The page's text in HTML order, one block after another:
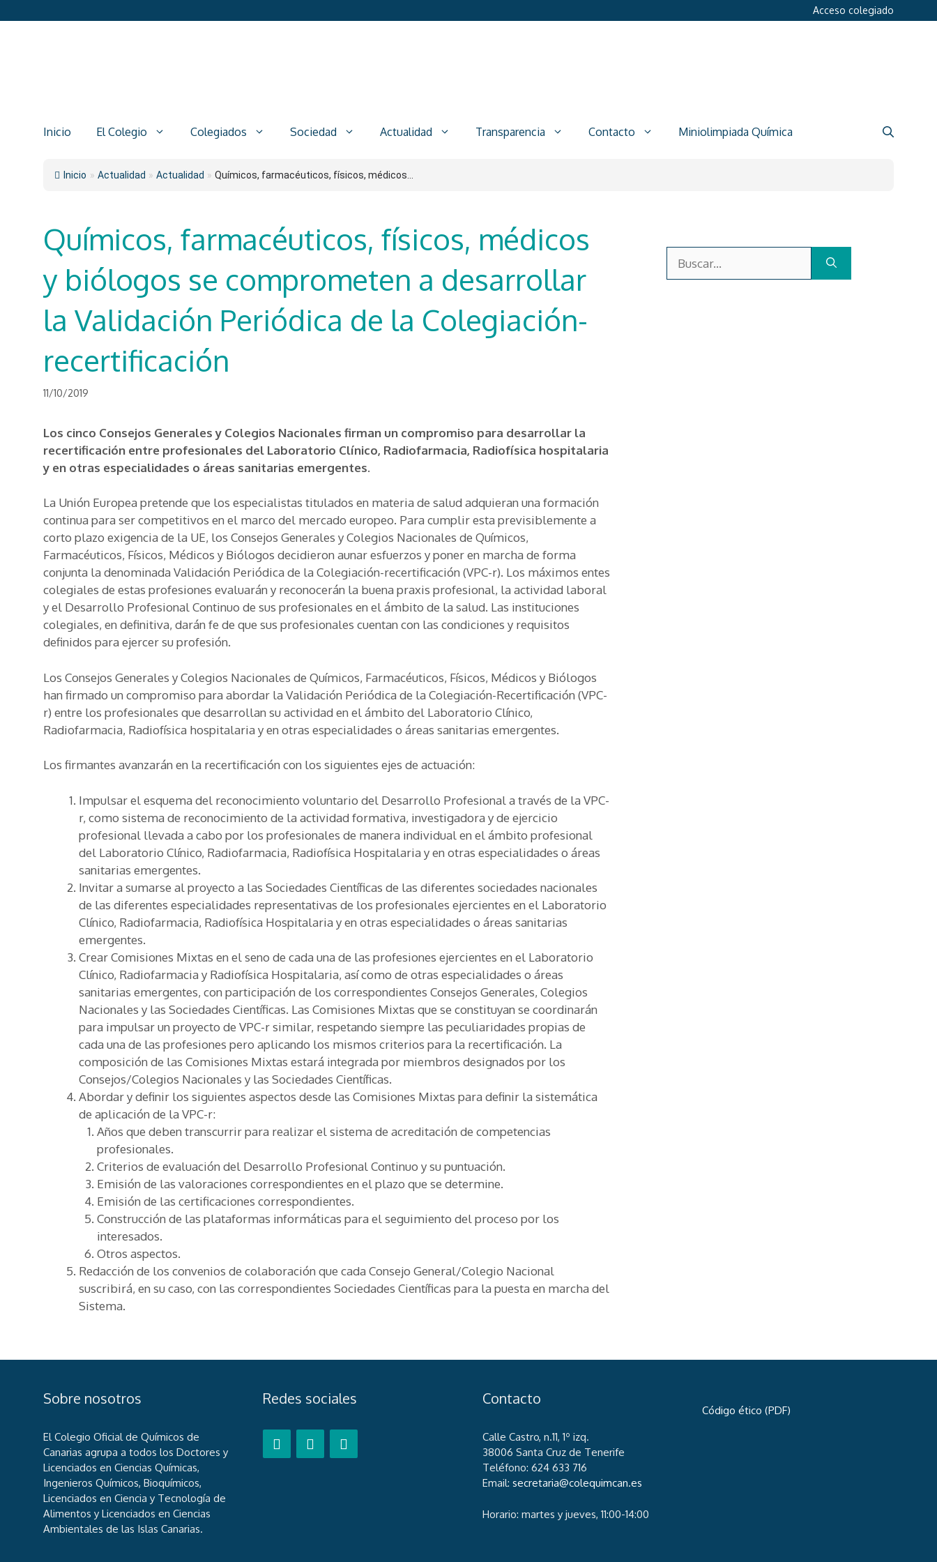
al
Acceso colegiado
Inicio El Colegio Colegiados Sociedad Actualidad Transparencia Contacto Miniolimpiada Química
Inicio » Actualidad » Actualidad » Químicos, farmacéuticos, físicos, médicos...
Químicos, farmacéuticos, físicos, médicos
y biólogos se comprometen a desarrollar
la Validación Periódica de la Colegiación-
recertificación
11/10/2019
Los cinco Consejos Generales y Colegios Nacionales firman un compromiso para desarrollar la
recertificación entre profesionales del Laboratorio Clínico, Radiofarmacia, Radiofísica hospitalaria
y en otras especialidades o áreas sanitarias emergentes.
La Unión Europea pretende que los especialistas titulados en materia de salud adquieran una formación
continua para ser competitivos en el marco del mercado europeo. Para cumplir esta previsiblemente a
corto plazo exigencia de la UE, los Consejos Generales y Colegios Nacionales de Químicos,
Farmacéuticos, Físicos, Médicos y Biólogos decidieron aunar esfuerzos y poner en marcha de forma
conjunta la denominada Validación Periódica de la Colegiación-recertificación (VPC-r). Los máximos entes
colegiales de estas profesiones evaluarán y reconocerán la buena praxis profesional, la actividad laboral
y el Desarrollo Profesional Continuo de sus profesionales en el ámbito de la salud. Las instituciones
colegiales, en definitiva, darán fe de que sus profesionales cuentan con las condiciones y requisitos
definidos para ejercer su profesión.
Los Consejos Generales y Colegios Nacionales de Químicos, Farmacéuticos, Físicos, Médicos y Biólogos
han firmado un compromiso para abordar la Validación Periódica de la Colegiación-Recertificación (VPC-
r) entre los profesionales que desarrollan su actividad en el ámbito del Laboratorio Clínico,
Radiofarmacia, Radiofísica hospitalaria y en otras especialidades o áreas sanitarias emergentes.
Los firmantes avanzarán en la recertificación con los siguientes ejes de actuación:
Impulsar el esquema del reconocimiento voluntario del Desarrollo Profesional a través de la VPC-
r, como sistema de reconocimiento de la actividad formativa, investigadora y de ejercicio
profesional llevada a cabo por los profesionales de manera individual en el ámbito profesional
del Laboratorio Clínico, Radiofarmacia, Radiofísica Hospitalaria y en otras especialidades o áreas
sanitarias emergentes.
Invitar a sumarse al proyecto a las Sociedades Científicas de las diferentes sociedades nacionales
de las diferentes especialidades representativas de los profesionales ejercientes en el Laboratorio
Clínico, Radiofarmacia, Radiofísica Hospitalaria y en otras especialidades o áreas sanitarias
emergentes.
Crear Comisiones Mixtas en el seno de cada una de las profesiones ejercientes en el Laboratorio
Clínico, Radiofarmacia y Radiofísica Hospitalaria, así como de otras especialidades o áreas
sanitarias emergentes, con participación de los correspondientes Consejos Generales, Colegios
Nacionales y las Sociedades Científicas. Las Comisiones Mixtas que se constituyan se coordinarán
para impulsar un proyecto de VPC-r similar, respetando siempre las peculiaridades propias de
cada una de las profesiones pero aplicando los mismos criterios para la recertificación. La
composición de las Comisiones Mixtas estará integrada por miembros designados por los
Consejos/Colegios Nacionales y las Sociedades Científicas.
Abordar y definir los siguientes aspectos desde las Comisiones Mixtas para definir la sistemática
de aplicación de la VPC-r:
Años que deben transcurrir para realizar el sistema de acreditación de competencias
profesionales.
Criterios de evaluación del Desarrollo Profesional Continuo y su puntuación.
Emisión de las valoraciones correspondientes en el plazo que se determine.
Emisión de las certificaciones correspondientes.
Construcción de las plataformas informáticas para el seguimiento del proceso por los
interesados.
Otros aspectos.
Redacción de los convenios de colaboración que cada Consejo General/Colegio Nacional
suscribirá, en su caso, con las correspondientes Sociedades Científicas para la puesta en marcha del
Sistema.
Sobre nosotros
El Colegio Oficial de Químicos de
Canarias agrupa a todos los Doctores y
Licenciados en Ciencias Químicas,
Ingenieros Químicos, Bioquímicos,
Licenciados en Ciencia y Tecnología de
Alimentos y Licenciados en Ciencias
Ambientales de las Islas Canarias.
Redes sociales Contacto
Calle Castro, n.11, 1º izq.
38006 Santa Cruz de Tenerife
Teléfono: 624 633 716
Email: secretaria@colequimcan.es
Horario: martes y jueves, 11:00-14:00
Código ético (PDF)